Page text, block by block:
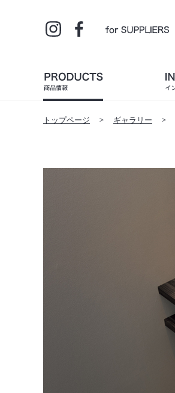
トップページ ギャラリー